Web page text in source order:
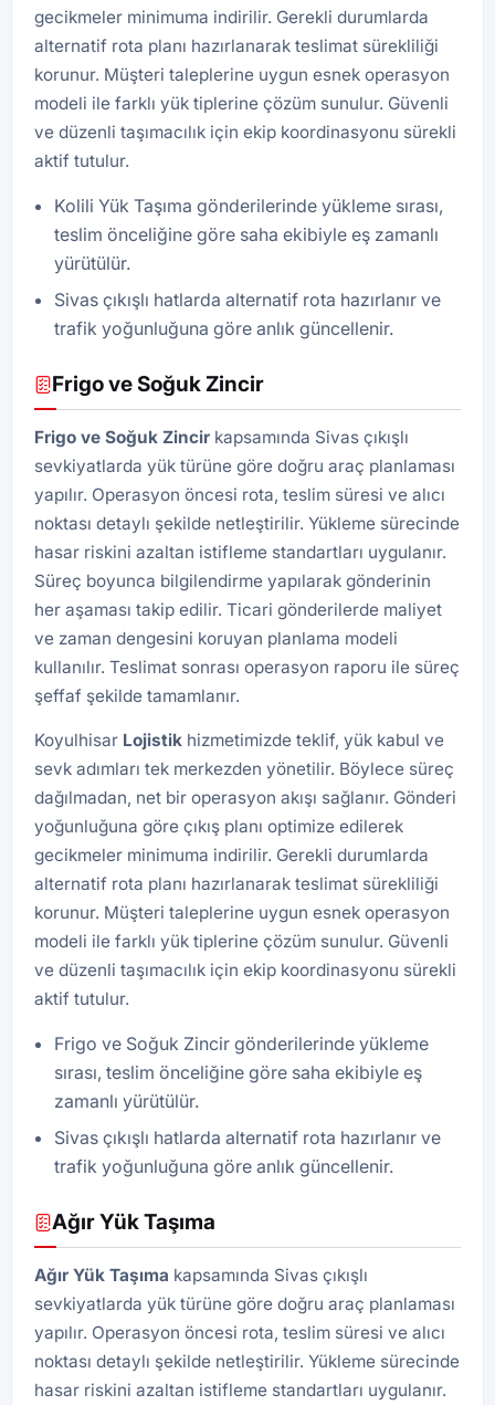
gecikmeler minimuma indirilir. Gerekli durumlarda
alternatif rota planı hazırlanarak teslimat sürekliliği
korunur. Müşteri taleplerine uygun esnek operasyon
modeli ile farklı yük tiplerine çözüm sunulur. Güvenli
ve düzenli taşımacılık için ekip koordinasyonu sürekli
aktif tutulur.
Kolili Yük Taşıma gönderilerinde yükleme sırası,
teslim önceliğine göre saha ekibiyle eş zamanlı
yürütülür.
Sivas çıkışlı hatlarda alternatif rota hazırlanır ve
trafik yoğunluğuna göre anlık güncellenir.
Frigo ve Soğuk Zincir
Frigo ve Soğuk Zincir kapsamında Sivas çıkışlı
sevkiyatlarda yük türüne göre doğru araç planlaması
yapılır. Operasyon öncesi rota, teslim süresi ve alıcı
noktası detaylı şekilde netleştirilir. Yükleme sürecinde
hasar riskini azaltan istifleme standartları uygulanır.
Süreç boyunca bilgilendirme yapılarak gönderinin
her aşaması takip edilir. Ticari gönderilerde maliyet
ve zaman dengesini koruyan planlama modeli
kullanılır. Teslimat sonrası operasyon raporu ile süreç
şeffaf şekilde tamamlanır.
Koyulhisar Lojistik hizmetimizde teklif, yük kabul ve
sevk adımları tek merkezden yönetilir. Böylece süreç
dağılmadan, net bir operasyon akışı sağlanır. Gönderi
yoğunluğuna göre çıkış planı optimize edilerek
gecikmeler minimuma indirilir. Gerekli durumlarda
alternatif rota planı hazırlanarak teslimat sürekliliği
korunur. Müşteri taleplerine uygun esnek operasyon
modeli ile farklı yük tiplerine çözüm sunulur. Güvenli
ve düzenli taşımacılık için ekip koordinasyonu sürekli
aktif tutulur.
Frigo ve Soğuk Zincir gönderilerinde yükleme
sırası, teslim önceliğine göre saha ekibiyle eş
zamanlı yürütülür.
Sivas çıkışlı hatlarda alternatif rota hazırlanır ve
trafik yoğunluğuna göre anlık güncellenir.
Ağır Yük Taşıma
Ağır Yük Taşıma kapsamında Sivas çıkışlı
sevkiyatlarda yük türüne göre doğru araç planlaması
yapılır. Operasyon öncesi rota, teslim süresi ve alıcı
noktası detaylı şekilde netleştirilir. Yükleme sürecinde
hasar riskini azaltan istifleme standartları uygulanır.